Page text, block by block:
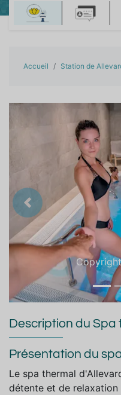
Voir
Accueil Station de
Précedent
Description du Spa
Présentation du
Le spa thermal
détente et de relaxation